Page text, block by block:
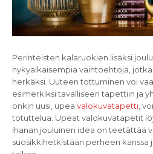
Perinteisten kalaruokien lisäksi
nykyaikaisempia vaihtoehtoja,
herkäksi. Uuteen tottuminen voi
esimerkiksi tavalliseen tapettiin ja
onkin uusi, upea valokuvatapetti ,
totuttelua. Upeat valokuvatapetit
Ihanan jouluinen idea on teetättää
suosikkihetkistään perheen kanssa